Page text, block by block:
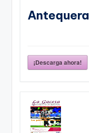
Antequera
¡Descarga ahora!